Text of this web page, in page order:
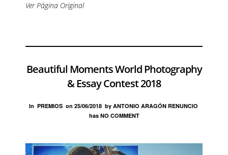
Ver Página Original
Beautiful Moments World Photography
& Essay Contest 2018
In PREMIOSon 25/06/2018by ANTONIO ARAGÓN RENUNCIO
has NO COMMENT